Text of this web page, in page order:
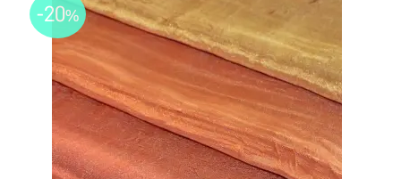
επιλογές
μπορούν
επιλεγούν
σελίδα
προϊόντος
-20%